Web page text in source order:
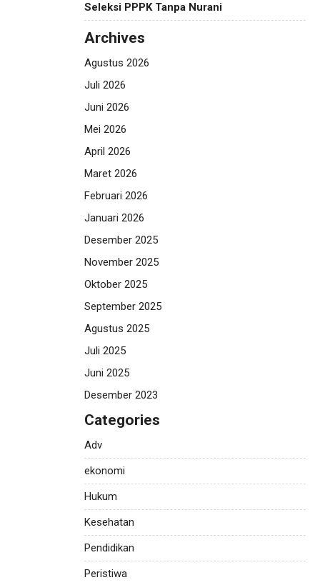
Seleksi PPPK Tanpa Nurani
Archives
Agustus 2026
Juli 2026
Juni 2026
Mei 2026
April 2026
Maret 2026
Februari 2026
Januari 2026
Desember 2025
November 2025
Oktober 2025
September 2025
Agustus 2025
Juli 2025
Juni 2025
Desember 2023
Categories
Adv
ekonomi
Hukum
Kesehatan
Pendidikan
Peristiwa